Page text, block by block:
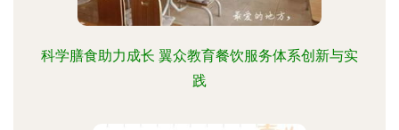
科学膳食助力成长 翼众教育餐饮服务体系创新与实
践